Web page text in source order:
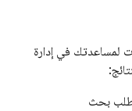
لمساعدتك في إدارة
طلب بحث